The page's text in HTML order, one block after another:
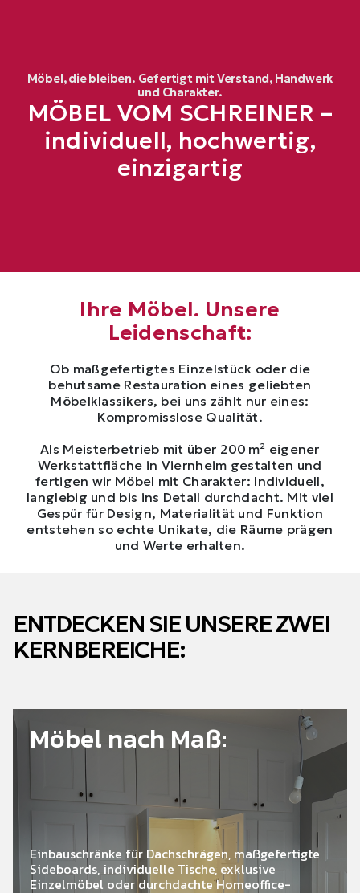
Möbel, die bleiben. Gefertigt mit Verstand, Handwerk
und Charakter.
MÖBEL VOM SCHREINER –
individuell, hochwertig,
einzigartig
Ihre Möbel. Unsere
Leidenschaft:
Ob maßgefertigtes Einzelstück oder die
behutsame Restauration eines geliebten
Möbelklassikers, bei uns zählt nur eines:
Kompromisslose Qualität.
Als Meisterbetrieb mit über 200 m² eigener
Werkstattfläche in Viernheim gestalten und
fertigen wir Möbel mit Charakter: Individuell,
langlebig und bis ins Detail durchdacht. Mit viel
Gespür für Design, Materialität und Funktion
entstehen so echte Unikate, die Räume prägen
und Werte erhalten.
ENTDECKEN SIE UNSERE ZWEI
KERNBEREICHE:
Möbel nach Maß:
Einbauschränke für Dachschrägen, maßgefertigte
Sideboards, individuelle Tische, exklusive
Einzelmöbel oder durchdachte Homeoffice-